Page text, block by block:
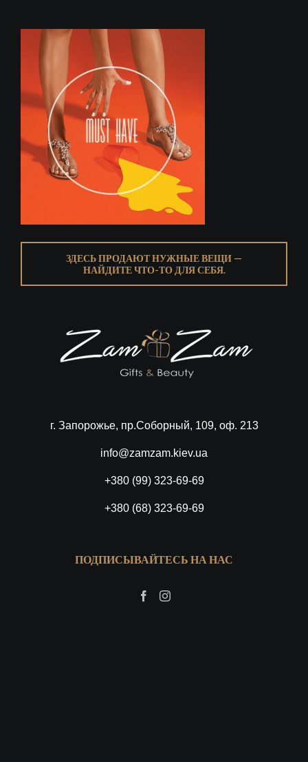
ЗДЕСЬ ПРОДАЮТ НУЖНЫЕ ВЕЩИ —
НАЙДИТЕ ЧТО-ТО ДЛЯ СЕБЯ.
г. Запорожье, пр.Соборный, 109, оф. 213
info@zamzam.kiev.ua
+380 (99) 323-69-69
+380 (68) 323-69-69
ПОДПИСЫВАЙТЕСЬ НА НАС